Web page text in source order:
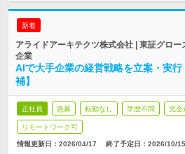
新着
アライドアーキテクツ株式会社 | 東証グロ
企業
AIで大手企業の経営戦略を立案・実
補】
正社員 急募 転勤なし 学歴不問 完全
リモートワーク可
情報更新日：2026/04/17 終了予定日： 2026/10/15